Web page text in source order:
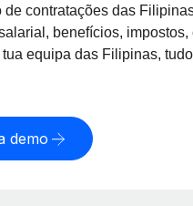
de contratações das
benefícios,
equipa dasFilipinas,
demo